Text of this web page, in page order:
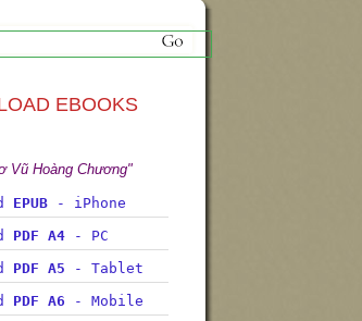
EBOOKS
Vũ Hoàng Chương"
EPUB - iPhone
PDF A4 - PC
PDF A5 - Tablet
PDF A6 - Mobile